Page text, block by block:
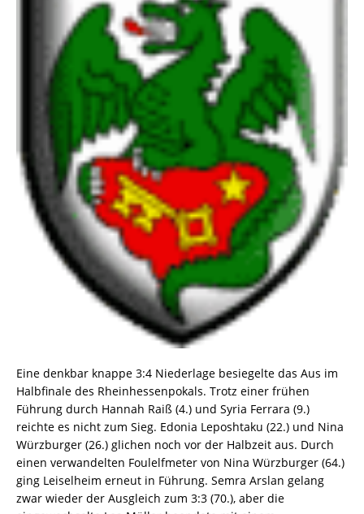
Eine denkbar knappe 3:4 Niederlage besiegelte das Aus im
Halbfinale des Rheinhessenpokals. Trotz einer frühen
Führung durch Hannah Raiß (4.) und Syria Ferrara (9.)
reichte es nicht zum Sieg. Edonia Leposhtaku (22.) und Nina
Würzburger (26.) glichen noch vor der Halbzeit aus. Durch
einen verwandelten Foulelfmeter von Nina Würzburger (64.)
ging Leiselheim erneut in Führung. Semra Arslan gelang
zwar wieder der Ausgleich zum 3:3 (70.), aber die